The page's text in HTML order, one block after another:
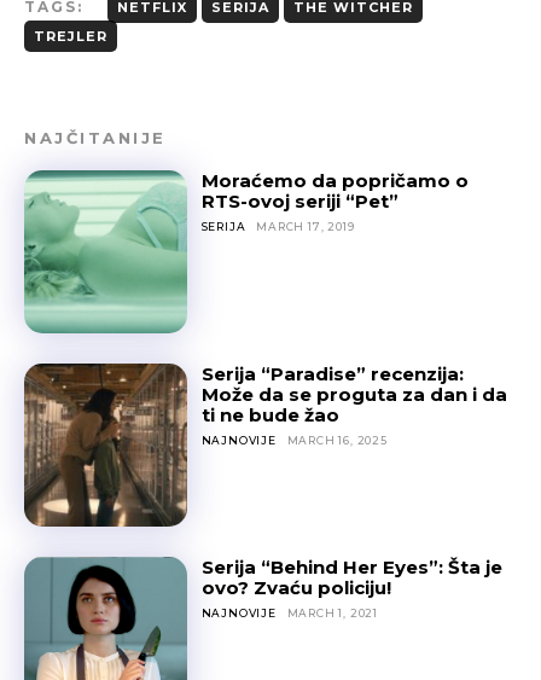
TAGS: NETFLIX SERIJA
THE WITCHER
TREJLER
NAJČITANIJE
Moraćemo da popričamo o
RTS-ovoj seriji “Pet”
SERIJA MARCH 17, 2019
Serija “Paradise” recenzija:
Može da se proguta za dan i da
ti ne bude žao
NAJNOVIJE MARCH 16, 2025
Serija “Behind Her Eyes”: Šta je
ovo? Zvaću policiju!
NAJNOVIJE MARCH 1, 2021